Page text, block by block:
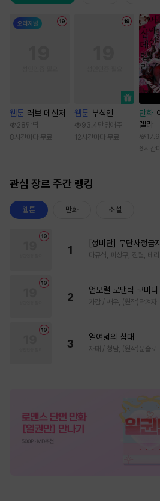
웹툰 러브 메신저
28만 딱
8시간마다 무료
웹툰 부식인
93.4만 임애주
12시간마다 무료
만화
렐라
6시간
관심 장르 주간 랭킹
웹툰 만화 소설
1
[성비단] 무단사정금지
마규식, 피상구, 진월, 테
2
언모럴 로맨틱 코미디
가감 / 쌔우, (원작)곽겨자
3
열여덟의 침대
자태 / 청담, (원작)문슬로